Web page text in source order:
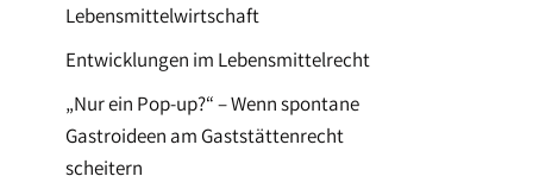
Lebensmittelwirtschaft
Entwicklungen im Lebensmittelrecht
„Nur ein Pop-up?“ – Wenn spontane
Gastroideen am Gaststättenrecht
scheitern